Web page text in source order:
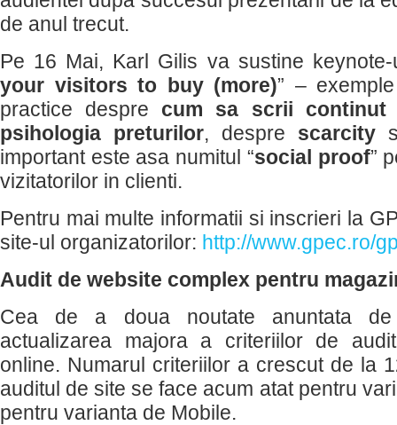
de anul trecut.
Pe 16 Mai, Karl Gilis va sustine keynote-
your visitors to buy (more)” –
practice despre cum sa scrii continut
psihologia preturilor, despre scarcity
important este asa numitul “social proof”
vizitatorilor in clienti.
Pentru mai multe informatii si inscrieri la
site-ul organizatorilor: http://www.gpec.ro/
Audit de website complex pentru
Cea de a doua noutate anuntata
actualizarea majora a criteriilor de
online. Numarul criteriilor a crescut de la
auditul de site se face acum atat pentru
pentru varianta de Mobile.